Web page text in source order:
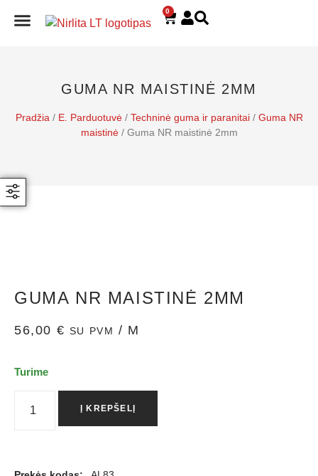
0
GUMA NR MAISTINĖ 2MM
Pradžia / E. Parduotuvė/ Techninė guma ir paranitai/ Guma NR
maistinė/ Guma NR maistinė 2mm
GUMA NR MAISTINĖ 2MM
56,00 € SU PVM / M
Turime
Į KREPŠELĮ